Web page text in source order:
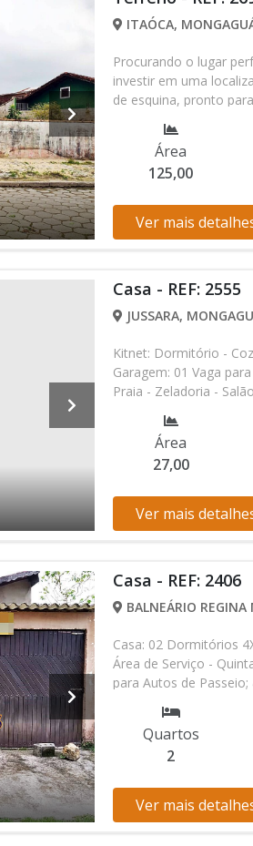
ITAÓCA,
Procurando o lugar
investir em uma
de esquina, pronto
(economia garantida)
luz e esgoto já
Balneário Itaóca, uma
um imóvel com
crescem na cidade.
Área
125,00
Ver mais
Casa - REF: 2555
JUSSARA,
Kitnet: Dormitório -
Garagem: 01 Vaga
Praia - Zeladoria -
Ônibus - Praia. Nota:
fornecidos pelos
sem aviso prévio.
Área
27,00
Ver mais
Casa - REF: 2406
BALNEÁRIO
Casa: 02 Dormitórios
Área de Serviço -
para Autos de
Açougue e
imóveis são
sofrer alterações sem
eventuais erros de
Quartos
2
Ver mais